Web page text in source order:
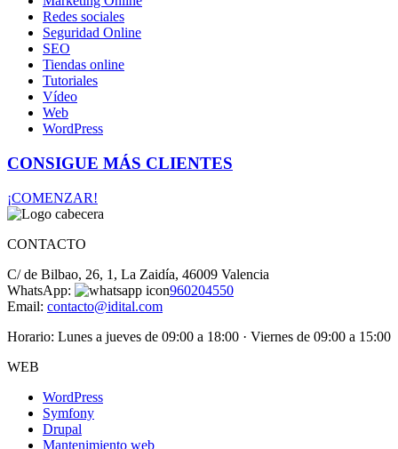
Redes sociales
Seguridad Online
SEO
Tiendas online
Tutoriales
Vídeo
Web
WordPress
CONSIGUE MÁS CLIENTES
¡COMENZAR!
CONTACTO
C/ de Bilbao, 26, 1, La Zaidía, 46009 Valencia
WhatsApp:
960204550
Email: contacto@idital.com
Horario: Lunes a jueves de 09:00 a 18:00 · Viernes de 09:00 a 15:00
WEB
WordPress
Symfony
Drupal
Mantenimiento web